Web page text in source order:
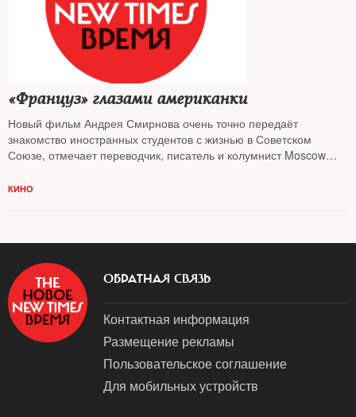
«Француз» глазами американки
Новый фильм Андрея Смирнова очень точно передаёт
знакомство иностранных студентов с жизнью в Советском
Союзе, отмечает переводчик, писатель и колумнист Moscow
советской Москвой
КИНО
ОБРАТНАЯ СВЯЗЬ
Контактная информация
Размещение рекламы
Пользовательское соглашение
Для мобильных устройств